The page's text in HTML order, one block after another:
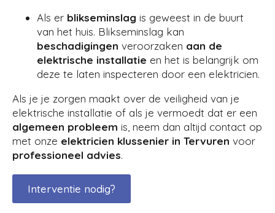
Als er blikseminslag is geweest in de buurt
van het huis. Blikseminslag kan
beschadigingen veroorzaken aan de
elektrische installatie en het is belangrijk om
deze te laten inspecteren door een elektricien.
Als je je zorgen maakt over de veiligheid van je
elektrische installatie of als je vermoedt dat er een
algemeen probleem is, neem dan altijd contact op
met onze elektricien klussenier in Tervuren voor
professioneel advies.
Interventie nodig?